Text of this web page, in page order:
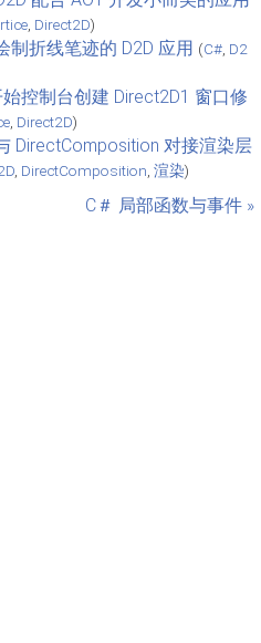
, Direct2D)
制折线笔迹的 D2D 应用 (C#, D2
控制台创建 Direct2D1 窗口修
, Direct2D)
DirectComposition 对接渲染层
, DirectComposition, 渲染)
C＃ 局部函数与事件 »